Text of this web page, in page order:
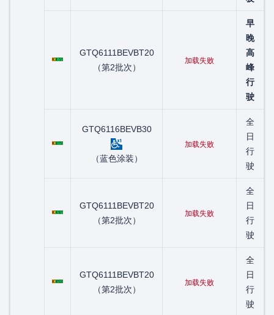
粤C01757D
GTQ6111BEVBT20
（第2批次）
加载失败
早
晚
高
峰
行
驶
粤C02195D
GTQ6116BEVB30
（蓝色涂装）
加载失败
全
日
行
驶
粤C02367D
GTQ6111BEVBT20
（第2批次）
加载失败
全
日
行
驶
粤C02555D
GTQ6111BEVBT20
（第2批次）
加载失败
全
日
行
驶